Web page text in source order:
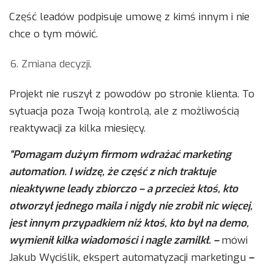
Część leadów podpisuje umowę z kimś innym i nie
chce o tym mówić.
Zmiana decyzji.
Projekt nie ruszył z powodów po stronie klienta. To
sytuacja poza Twoją kontrolą, ale z możliwością
reaktywacji za kilka miesięcy.
“Pomagam dużym firmom wdrażać marketing
automation. I widzę, że część z nich traktuje
nieaktywne leady zbiorczo – a przecież ktoś, kto
otworzył jednego maila i nigdy nie zrobił nic więcej,
jest innym przypadkiem niż ktoś, kto był na demo,
wymienił kilka wiadomości i nagle zamilkł. –mówi
Jakub Wyciślik, ekspert automatyzacji marketingu –